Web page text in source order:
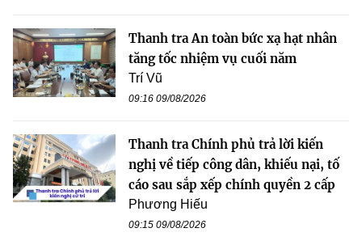
Thanh tra An toàn bức xạ hạt nhân
tăng tốc nhiệm vụ cuối năm
Trí Vũ
09:16 09/08/2026
Thanh tra Chính phủ trả lời kiến
nghị về tiếp công dân, khiếu nại, tố
cáo sau sắp xếp chính quyền 2 cấp
Phương Hiếu
09:15 09/08/2026